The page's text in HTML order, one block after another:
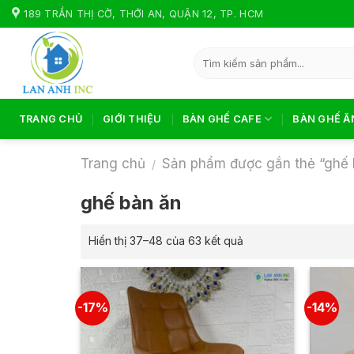
Skip
to
content
189 TRẦN THỊ CỜ, THỚI AN, QUẬN 12, TP. HCM
kiếm:
TRANG CHỦ GIỚI THIỆU BÀN GHẾ CAFE BÀN GHẾ
Trang chủ / Sản phẩm được gắn thẻ “ghế
ghế bàn ăn
Hiển thị 37–48 của 63 kết quả
-17% -14%